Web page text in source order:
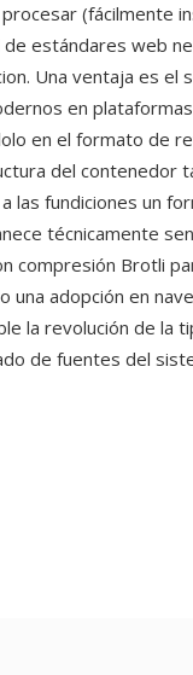
(fácilmente
estándares web
Una ventaja es el
en
en el formato de
del contenedor
las fundiciones un
técnicamente
compresión Brotli
una adopción en
la revolución de la
de fuentes del